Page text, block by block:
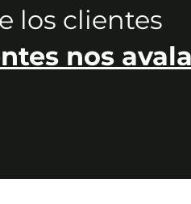
los clientes
nos